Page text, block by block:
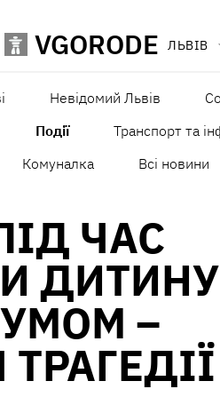
VGORODE ЛЬВІВ
Невідомий Львів
Події Транспорт та
Комуналка
Всі новини
ЧАС
ДИТИНУ
–